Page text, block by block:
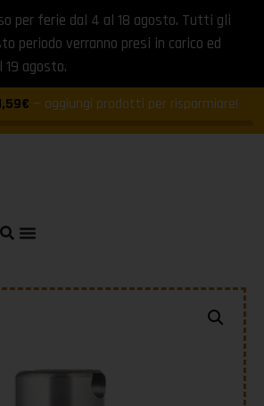
per ferie dal 4 al 18 agosto. Tutti gli
periodo verranno presi in carico ed
agosto.
— aggiungi prodotti per risparmiare!